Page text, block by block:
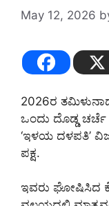
May 12, 2026
2026ರ
ಒಂದು ದೊಡ್ಡ ಚರ್ಚೆ
‘ಇಳಯ ದಳಪತಿ’
ಪಕ್ಷ.
ಇವರು ಘೋಷಿಸಿದ